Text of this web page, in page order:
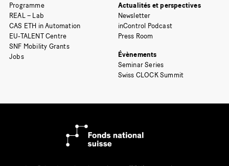
Programme
REAL – Lab
CAS ETH in Automation
EU-TALENT Centre
SNF Mobility Grants
Jobs
Actualités et perspectives
Newsletter
inControl Podcast
Press Room
Évènements
Seminar Series
Swiss CLOCK Summit